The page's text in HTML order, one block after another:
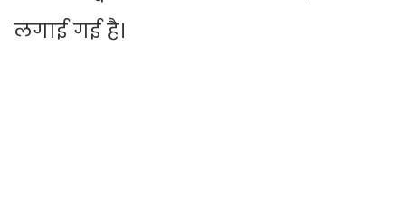
लगाई गई है।